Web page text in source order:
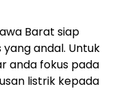
Barat siap
andal. Untuk
anda fokus pada
listrik kepada